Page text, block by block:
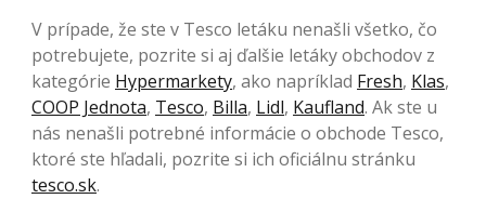
V prípade, že ste v Tesco letáku nenašli všetko, čo
potrebujete, pozrite si aj ďalšie letáky obchodov z
kategórie Hypermarkety, ako napríklad Fresh, Klas,
COOP Jednota, Tesco, Billa, Lidl, Kaufland. Ak ste u
nás nenašli potrebné informácie o obchode Tesco,
ktoré ste hľadali, pozrite si ich oficiálnu stránku
tesco.sk.